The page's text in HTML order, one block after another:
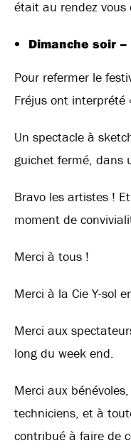
était au rendez
Dimanche soir
Pour refermer le
Fréjus ont interprété
Un spectacle à
guichet fermé, dans
Bravo les artistes !
moment de
Merci à tous !
Merci à la Cie Y-sol
Merci aux
long du week end.
Merci aux
techniciens, et à
contribué à faire de